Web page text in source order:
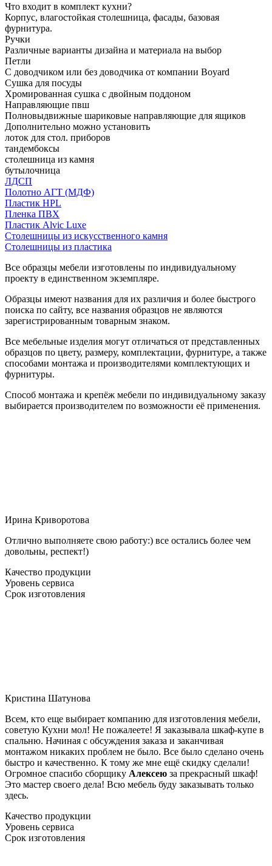
Что входит в комплект кухни?
Корпус, влагостойкая столешница, фасады, базовая
фурнитура.
Ручки
Различные варианты дизайна и материала на выбор
Петли
С доводчиком или без доводчика от компании Boyard
Сушка для посуды
Хромированная сушка с двойным поддоном
Направляющие пвш
Полновыдвижные шариковые направляющие для ящиков
Дополнительно можно установить
лоток для стол. приборов
тандембоксы
столешница из камня
бутылочница
ЛДСП
Полотно АГТ (МДФ)
Пластик HPL
Пленка ПВХ
Пластик Alvic Luxe
Столешницы из искусственного камня
Столешницы из пластика
Все образцы мебели изготовлены по индивидуальному
проекту в единственном экземпляре.
Образцы имеют названия для их различия и более быстрого
поиска по сайту, все названия образцов не являются
зарегистрированным товарным знаком.
Все мебельные изделия могут отличаться от представленных
образцов по цвету, размеру, комплектации, фурнитуре, а также
способами монтажа и производителями комплектующих и
фурнитуры.
Способ монтажа и крепёж мебели по индивидуальному заказу
выбирается производителем по возможности её применения.
Ирина Криворотова
Отлично выполняете свою работу:) все остались более чем
довольны, респект!)
Качество продукции
Уровень сервиса
Срок изготовления
Кристина Шатунова
Всем, кто еще выбирает компанию для изготовления мебели,
советую Кухни мол! Не пожалеете! Я заказывала шкаф-купе в
спальню. Начиная с обсуждения заказа и заканчивая
монтажом никаких проблем не было. Все было сделано очень
быстро и качественно. К тому же мне ещё скидку сделали!
Огромное спасибо сборщику Алексею за прекрасный шкаф!
Это мастер своего дела! Всю мебель буду заказывать только
здесь.
Качество продукции
Уровень сервиса
Срок изготовления